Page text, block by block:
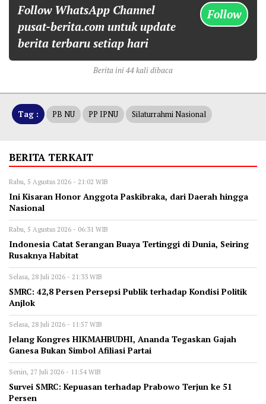
Follow WhatsApp Channel
pusat-berita.com untuk update
berita terbaru setiap hari
Follow
Berita ini 44 kali dibaca
Tag : PB NU PP IPNU Silaturrahmi Nasional
BERITA TERKAIT
Rabu, 5 Agustus 2026 - 21:02 WIB
Ini Kisaran Honor Anggota Paskibraka, dari Daerah hingga
Nasional
Rabu, 5 Agustus 2026 - 06:31 WIB
Indonesia Catat Serangan Buaya Tertinggi di Dunia, Seiring
Rusaknya Habitat
Selasa, 28 Juli 2026 - 21:33 WIB
‎SMRC: 42,8 Persen Persepsi Publik terhadap Kondisi Politik
Anjlok
Selasa, 28 Juli 2026 - 11:57 WIB
‎Jelang Kongres HIKMAHBUDHI, Ananda Tegaskan Gajah
Ganesa Bukan Simbol Afiliasi Partai
Senin, 27 Juli 2026 - 11:54 WIB
‎Survei SMRC: Kepuasan terhadap Prabowo Terjun ke 51
Persen